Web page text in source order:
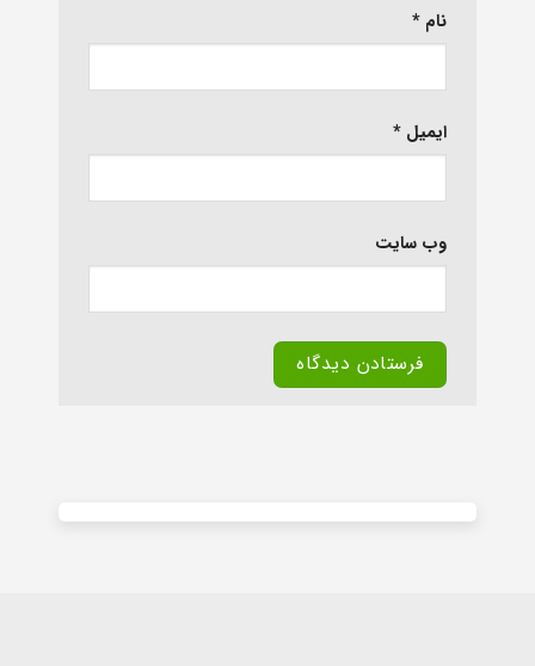
نام *
ایمیل *
وب‌ سایت